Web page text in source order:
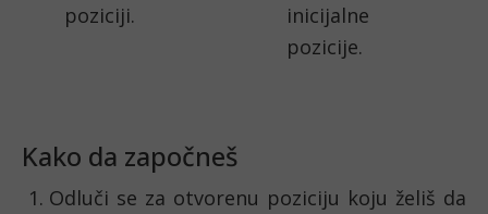
poziciji.
inicijalne
pozicije.
Kako da započneš
Odluči se za otvorenu poziciju koju želiš da